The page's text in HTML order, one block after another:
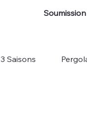
3 Saisons